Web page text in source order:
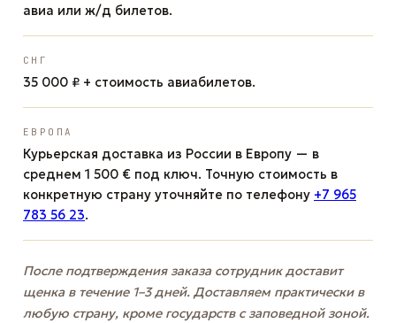
авиа или ж/д билетов.
СНГ
35 000 ₽ + стоимость авиабилетов.
ЕВРОПА
Курьерская доставка из России в Европу — в
среднем 1 500 € под ключ. Точную стоимость в
конкретную страну уточняйте по телефону +7 965
783 56 23.
После подтверждения заказа сотрудник доставит
щенка в течение 1–3 дней. Доставляем практически в
любую страну, кроме государств с заповедной зоной.